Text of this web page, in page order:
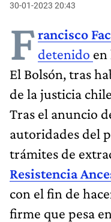
30-01-2023 20:43
Francisco
detenido
El Bolsón, tras
de la justicia
Tras el anuncio
autoridades del
trámites de
Resistencia
con el fin de
firme que pesa